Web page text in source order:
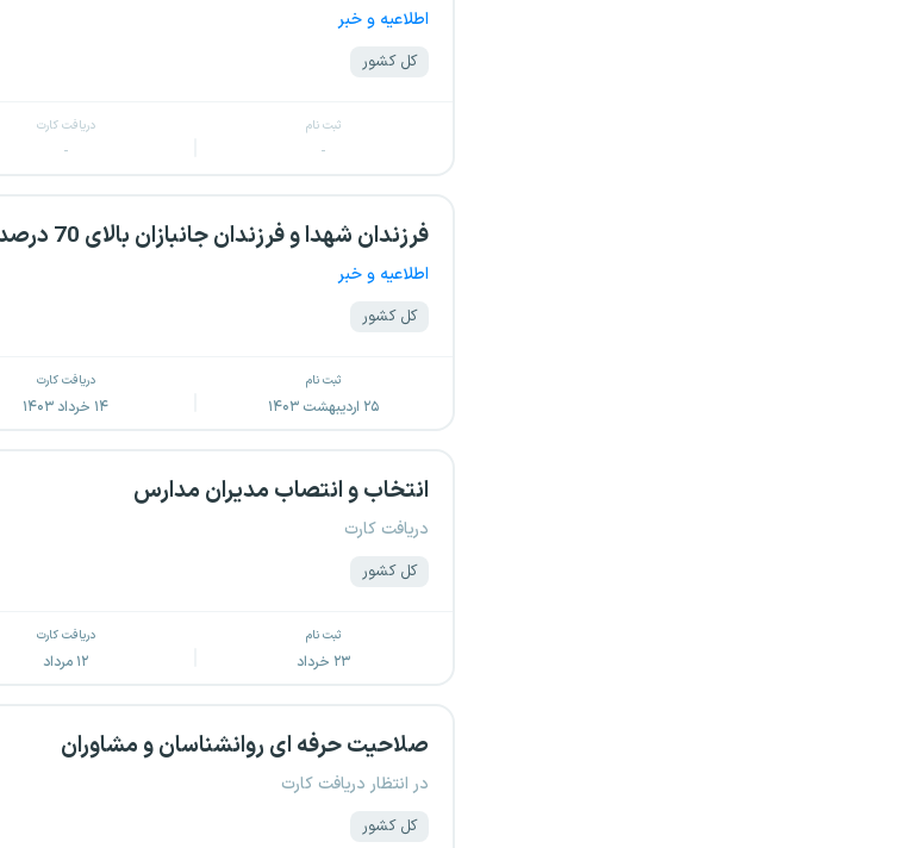
اطلاعیه و خبر
کل کشور
ثبت نام
-
دریافت کارت
-
فرزندان شهدا و فرزندان جانبازان بالای 70 درصد
اطلاعیه و خبر
کل کشور
ثبت نام
۲۵ اردیبهشت ۱۴۰۳
دریافت کارت
۱۴ خرداد ۱۴۰۳
انتخاب و انتصاب مدیران مدارس
دریافت کارت
کل کشور
ثبت نام
۲۳ خرداد
دریافت کارت
۱۲ مرداد
صلاحیت حرفه ای روانشناسان و مشاوران
در انتظار دریافت کارت
کل کشور